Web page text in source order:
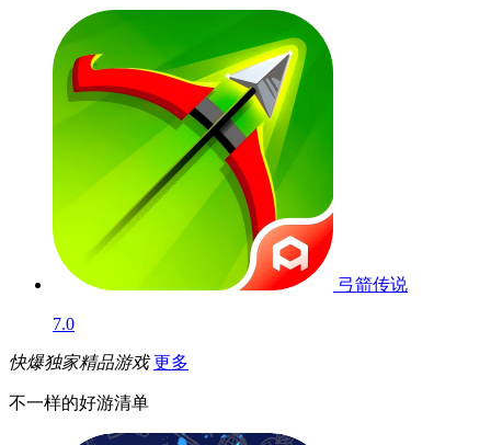
弓箭传说
7.0
快爆独家精品游戏 更多
不一样的好游清单